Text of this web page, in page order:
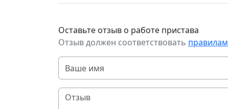
Оставьте отзыв о работе пристава
Отзыв должен соответствовать правилам